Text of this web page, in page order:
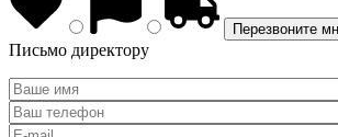
Письмо директору